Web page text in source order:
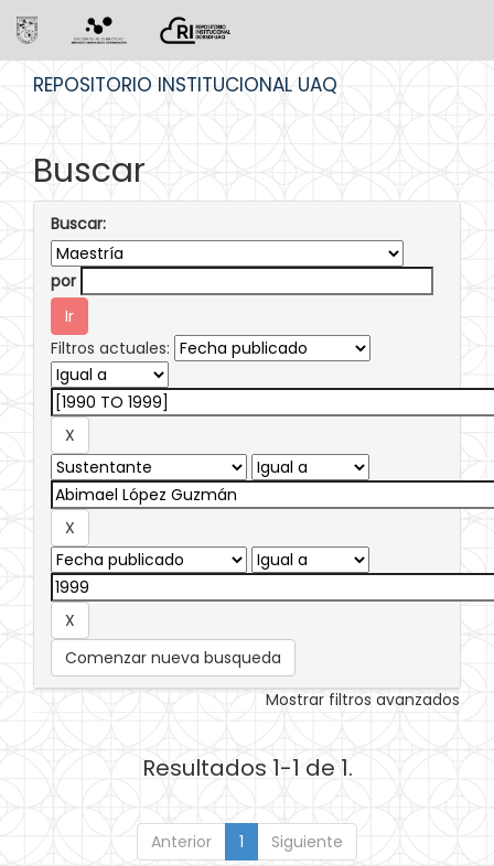
REPOSITORIO INSTITUCIONAL UAQ
Buscar
Buscar:
por
Filtros actuales:
Comenzar nueva busqueda
Mostrar filtros avanzados
Resultados 1-1 de 1.
Anterior 1 Siguiente